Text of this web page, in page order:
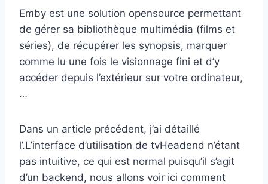
Emby est une solution opensource permettant
de gérer sa bibliothèque multimédia (films et
séries), de récupérer les synopsis, marquer
comme lu une fois le visionnage fini et d’y
accéder depuis l’extérieur sur votre ordinateur,
…
Dans un article précédent, j’ai détaillé
l’.L’interface d’utilisation de tvHeadend n’étant
pas intuitive, ce qui est normal puisqu’il s’agit
d’un backend, nous allons voir ici comment